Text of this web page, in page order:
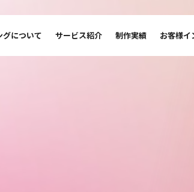
について サービス紹介 制作実績 お客様イ